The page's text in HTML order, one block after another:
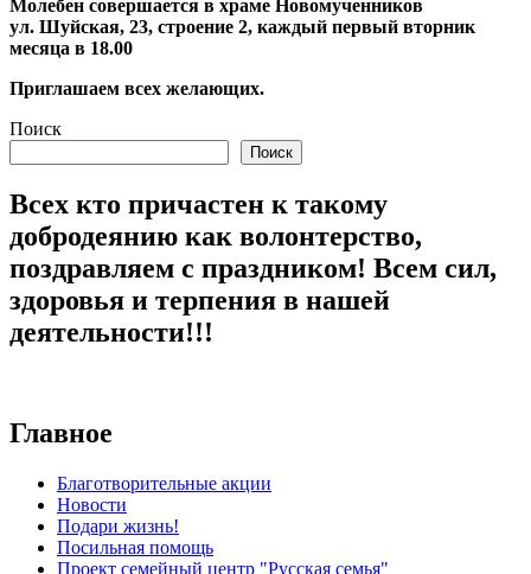
Молебен совершается в храме Новомученников
ул. Шуйская, 23, строение 2, каждый первый вторник
месяца в 18.00
Приглашаем всех желающих.
Поиск
Поиск
Всех кто причастен к такому
добродеянию как волонтерство,
поздравляем с праздником! Всем сил,
здоровья и терпения в нашей
деятельности!!!
Главное
Благотворительные акции
Новости
Подари жизнь!
Посильная помощь
Проект семейный центр "Русская семья"